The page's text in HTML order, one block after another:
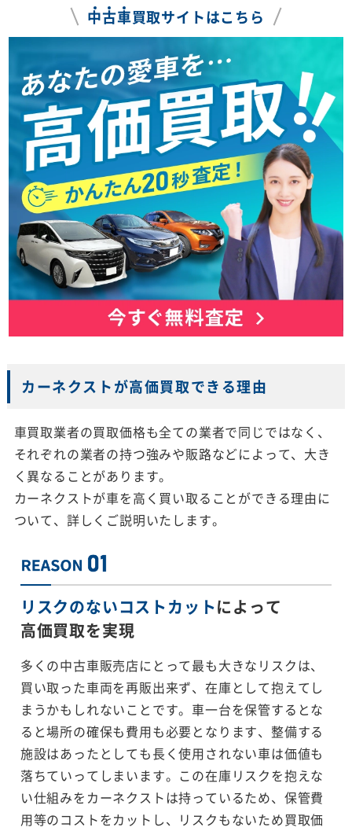
中古車買取サイトはこちら
カーネクストが高価買取できる理由
車買取業者の買取価格も全ての業者で同じではなく、
それぞれの業者の持つ強みや販路などによって、大き
く異なることがあります。
カーネクストが車を高く買い取ることができる理由に
ついて、詳しくご説明いたします。
リスクのないコストカットによって
高価買取を実現
多くの中古車販売店にとって最も大きなリスクは、
買い取った車両を再販出来ず、在庫として抱えてし
まうかもしれないことです。車一台を保管するとな
ると場所の確保も費用も必要となります、整備する
施設はあったとしても長く使用されない車は価値も
落ちていってしまいます。この在庫リスクを抱えな
い仕組みをカーネクストは持っているため、保管費
用等のコストをカットし、リスクもないため買取価